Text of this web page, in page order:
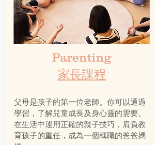
Parenting
家長課程
父母是孩子的第一位老師。你可以通過
學習，了解兒童成長及身心靈的需要。
在生活中運用正確的親子技巧，肩負教
育孩子的重任，成為一個稱職的爸爸媽